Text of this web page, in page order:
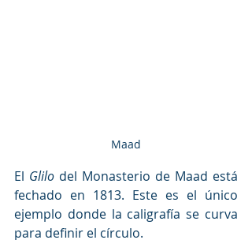
Maad
El Glilo del Monasterio de Maad está
fechado en 1813. Este es el único
ejemplo donde la caligrafía se curva
para definir el círculo.